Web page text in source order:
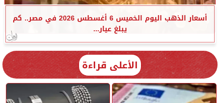
أسعار الذهب اليوم الخميس 6 أغسطس 2026 في مصر.. كم
يبلغ عيار...
الأعلى قراءة